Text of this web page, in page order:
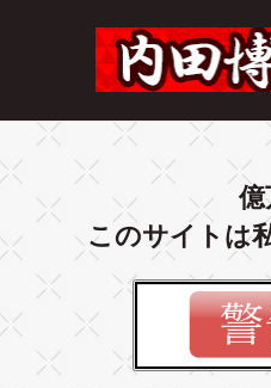
億
このサイトは